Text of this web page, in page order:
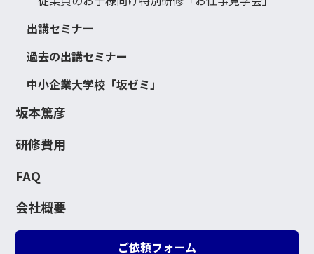
出講セミナー
過去の出講セミナー
中小企業大学校「坂ゼミ」
坂本篤彦
研修費用
FAQ
会社概要
ご依頼フォーム